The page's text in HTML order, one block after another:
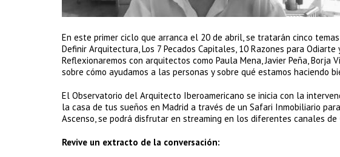
En este primer ciclo que arranca el 20 de abril, se tratarán cinco
Definir Arquitectura, Los 7 Pecados Capitales, 10 Razones para
Reflexionaremos con arquitectos como Paula Mena, Javier Peña,
sobre cómo ayudamos a las personas y sobre qué estamos haciendo
El Observatorio del Arquitecto Iberoamericano se inicia con la
la casa de tus sueños en Madrid a través de un Safari Inmobiliario
Ascenso, se podrá disfrutar en streaming en los diferentes canales de
Revive un extracto de la conversación: